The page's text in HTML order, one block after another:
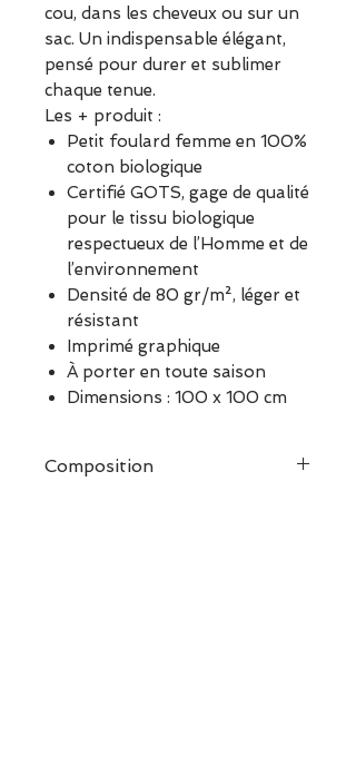
cou, dans les cheveux ou sur un
sac. Un indispensable élégant,
pensé pour durer et sublimer
chaque tenue.
Les + produit :
Petit foulard femme en 100%
coton biologique
Certifié GOTS, gage de qualité
pour le tissu biologique
respectueux de l’Homme et de
l’environnement
Densité de 80 gr/m², léger et
résistant
Imprimé graphique
À porter en toute saison
Dimensions : 100 x 100 cm
Composition